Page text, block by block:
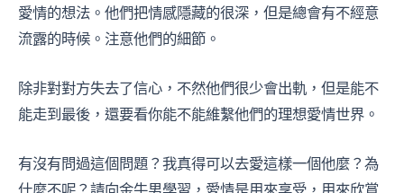
愛情的想法。他們把情感隱藏的很深，但是總會有不經意
流露的時候。注意他們的細節。
除非對對方失去了信心，不然他們很少會出軌，但是能不
能走到最後，還要看你能不能維繫他們的理想愛情世界。
有沒有問過這個問題？我真得可以去愛這樣一個他麼？為